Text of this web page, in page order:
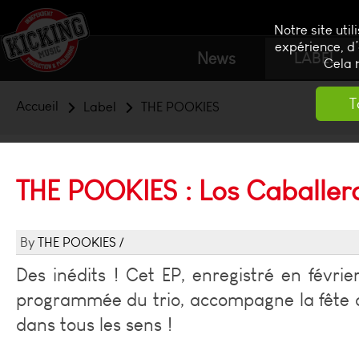
Notre site
expérience,
Cela
News LABEL
Accueil Label THE POOKIES
THE POOKIES : Los
THE POOKIES
Des inédits ! Cet EP, enregistré en
programmée du trio, accompagne la fête
dans tous les sens !